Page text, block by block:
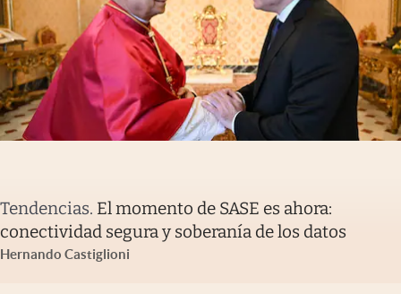
Tendencias. El momento de SASE es ahora:
conectividad segura y soberanía de los datos
Hernando Castiglioni